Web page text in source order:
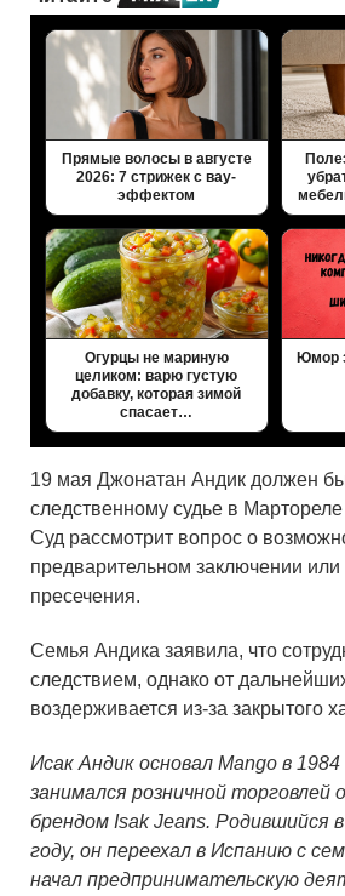
Прямые волосы в августе
2026: 7 стрижек с вау-
эффектом
Огурцы не мариную
целиком: варю густую
добавку, которая зимой
спасает…
Юмор
19 мая Джонатан Андик должен
следственному судье в
Суд рассмотрит вопрос о
предварительном заключении
пресечения.
Семья Андика заявила, что
следствием, однако от
воздерживается из-за закрытого
Исак Андик основал Mango в
занимался розничной торговлей
брендом Isak Jeans. Родившийся
году, он переехал в Испанию с
начал предпринимательскую